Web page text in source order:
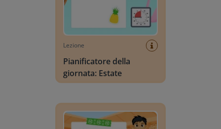
Lezione
Pianificatore della
giornata: Estate